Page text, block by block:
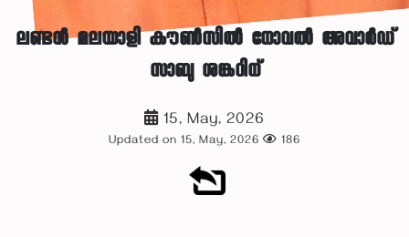
ലണ്ടൻ മലയാളി കൗൺസിൽ നോവൽ അവാർഡ്
സാബു ശങ്കറിന്
15, May, 2026
Updated on 15, May, 2026 186